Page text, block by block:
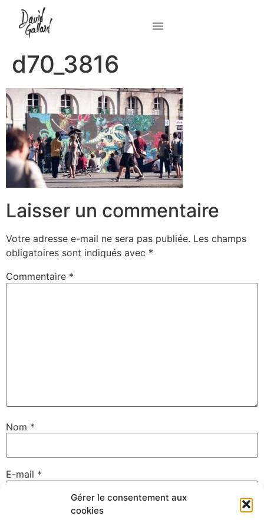
Gérer le consentement aux
cookies
d70_3816
Laisser un commentaire
Votre adresse e-mail ne sera pas publiée. Les champs
obligatoires sont indiqués avec *
Commentaire *
Nom *
E-mail *